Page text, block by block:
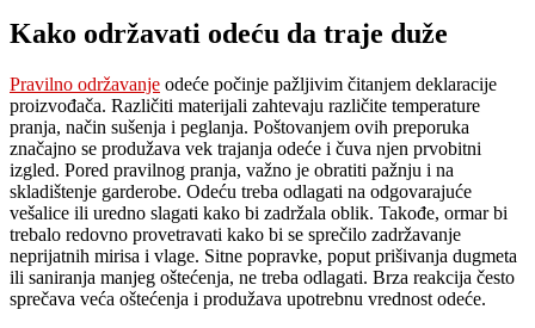
Kako održavati odeću da traje duže
Pravilno održavanje odeće počinje pažljivim čitanjem deklaracije
proizvođača. Različiti materijali zahtevaju različite temperature
pranja, način sušenja i peglanja. Poštovanjem ovih preporuka
značajno se produžava vek trajanja odeće i čuva njen prvobitni
izgled. Pored pravilnog pranja, važno je obratiti pažnju i na
skladištenje garderobe. Odeću treba odlagati na odgovarajuće
vešalice ili uredno slagati kako bi zadržala oblik. Takođe, ormar bi
trebalo redovno provetravati kako bi se sprečilo zadržavanje
neprijatnih mirisa i vlage. Sitne popravke, poput prišivanja dugmeta
ili saniranja manjeg oštećenja, ne treba odlagati. Brza reakcija često
sprečava veća oštećenja i produžava upotrebnu vrednost odeće.